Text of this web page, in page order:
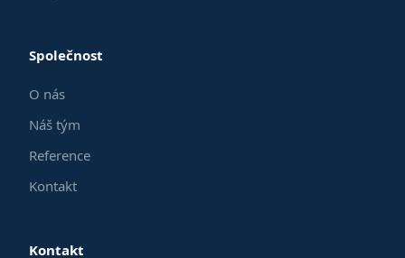
Společnost
O nás
Náš tým
Reference
Kontakt
Kontakt